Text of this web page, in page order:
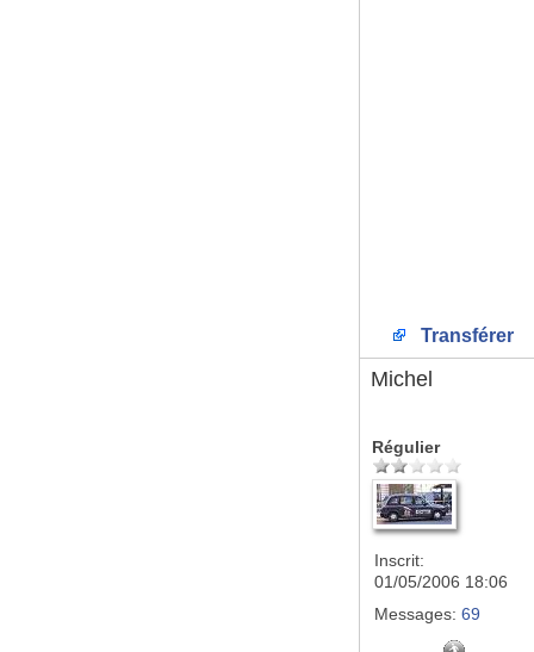
Transférer
Michel
Régulier
Inscrit:
01/05/2006 18:06
Messages: 69